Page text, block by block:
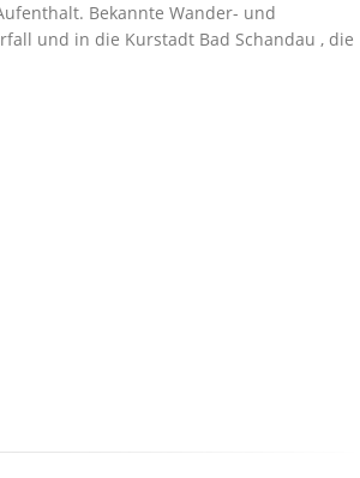
Bekannte Wander- und
und in die Kurstadt Bad Schandau , die